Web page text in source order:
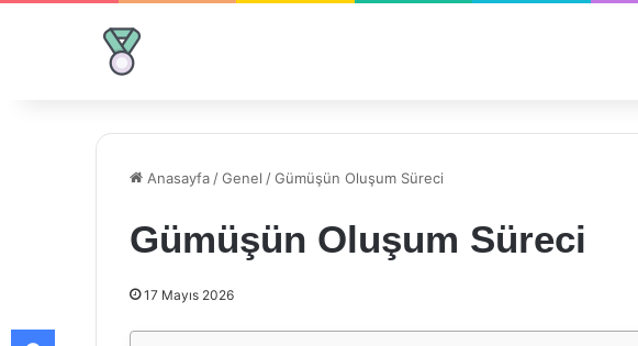
Anasayfa /Genel /Gümüşün Oluşum Süreci
Gümüşün Oluşum Süreci
17 Mayıs 2026
Facebook